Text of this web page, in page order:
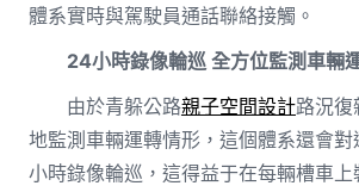
體系實時與駕駛員通話聯絡接觸。
24小時錄像輪巡 全方位監測車輛
由於青躲公路親子空間設計路況復
地監測車輛運轉情形，這個體系還會
小時錄像輪巡，這得益于在每輛槽車